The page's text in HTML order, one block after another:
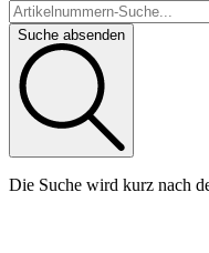
Suche absenden
Die Suche wird kurz nach